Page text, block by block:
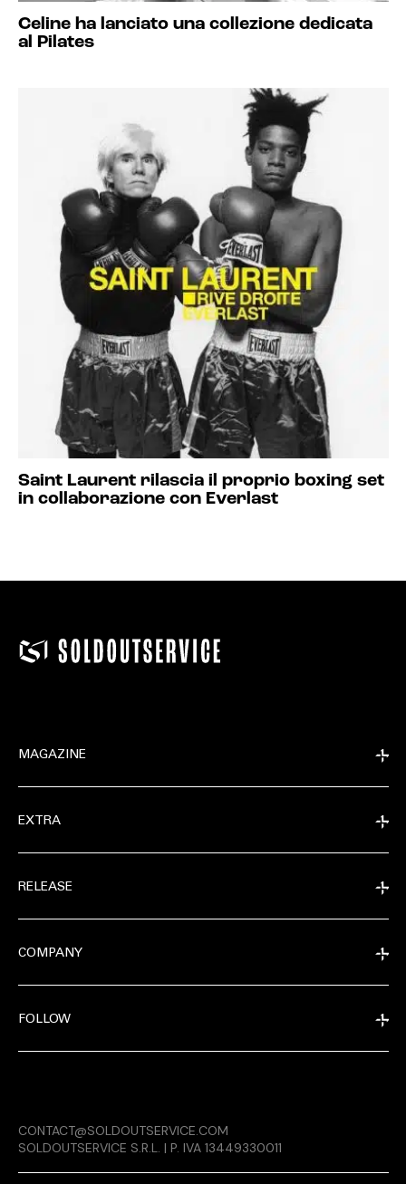
RELEASE
Celine ha lanciato una collezione dedicata
al Pilates
Saint Laurent rilascia il proprio boxing set
in collaborazione con Everlast
MAGAZINE
EXTRA
RELEASE
COMPANY
FOLLOW
CONTACT@SOLDOUTSERVICE.COM
SOLDOUTSERVICE S.R.L. | P. IVA 13449330011